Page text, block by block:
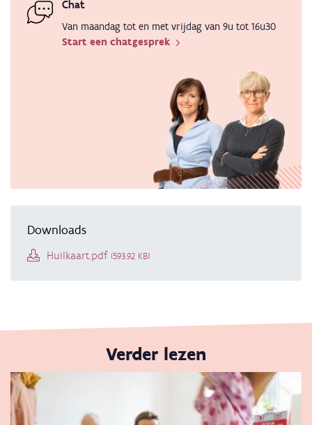
Chat
Van maandag tot en met vrijdag van 9u tot 16u30
Start een chatgesprek
Downloads
Document
Huilkaart.pdf (593.92 KB)
Verder lezen